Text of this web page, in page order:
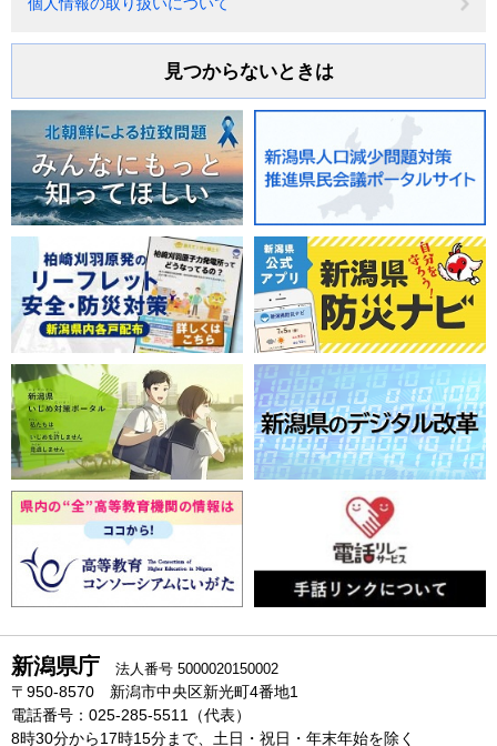
見つからないときは
新潟県庁 法人番号 5000020150002
〒950-8570 新潟市中央区新光町4番地1
電話番号：025-285-5511（代表）
8時30分から17時15分まで、土日・祝日・年末年始を除く